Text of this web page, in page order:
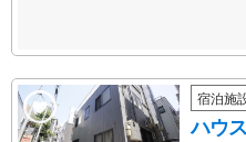
宿泊施
ハウ